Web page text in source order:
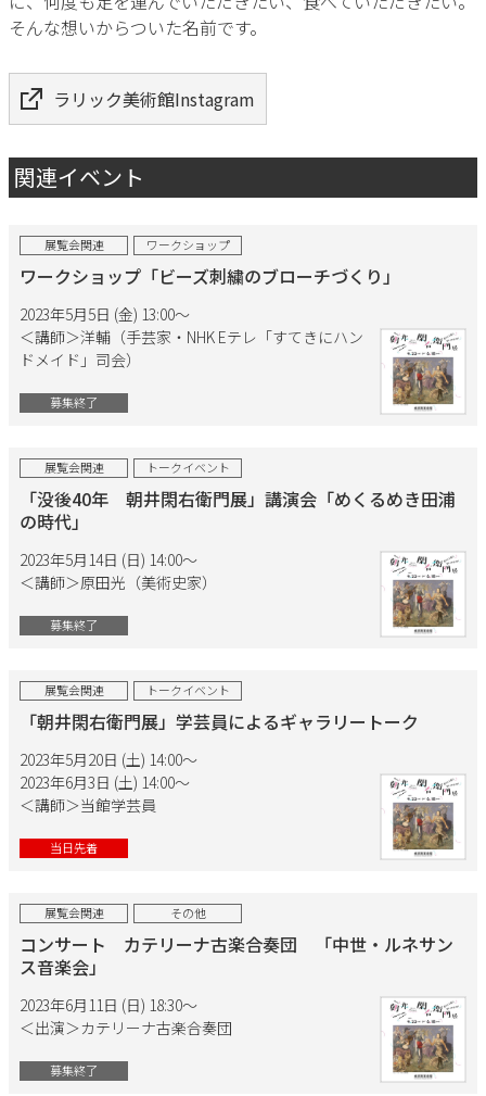
そんな想いからついた名前です。
ラリック美術館Instagram
関連イベント
展覧会関連 ワークショップ
ワークショップ「ビーズ刺繍のブローチづくり」
2023年5月5日 (金) 13:00〜
＜講師＞洋輔（手芸家・NHK Eテレ「すてきにハン
ドメイド」司会）
募集終了
展覧会関連 トークイベント
「没後40年 朝井閑右衛門展」講演会「めくるめき田浦
の時代」
2023年5月14日 (日) 14:00〜
＜講師＞原田光（美術史家）
募集終了
展覧会関連 トークイベント
「朝井閑右衛門展」学芸員によるギャラリートーク
2023年5月20日 (土) 14:00〜
2023年6月3日 (土) 14:00〜
＜講師＞当館学芸員
当日先着
展覧会関連 その他
コンサート カテリーナ古楽合奏団 「中世・ルネサン
ス音楽会」
2023年6月11日 (日) 18:30〜
＜出演＞カテリーナ古楽合奏団
募集終了